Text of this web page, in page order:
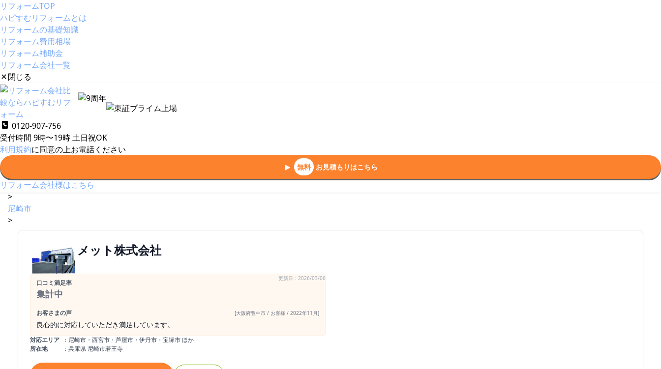
リフォームTOP
ハピすむリフォームとは
リフォームの基礎知識
リフォーム費用相場
リフォーム補助金
リフォーム会社一覧
閉じる
0120-907-756
受付時間 9時〜19時土日祝OK
利用規約に同意の上お電話ください
無料 お見積もりはこちら
リフォーム会社様はこちら
ハピすむリフォームとは
リフォーム
>
兵庫県
>
尼崎市
>
メット株式会社
更新日：2026/03/06
口コミ満足率
集計中
お客さまの声 [大阪府豊中市 / お客様 / 2022年11月]
良心的に対応していただき満足しています。
対応エリア ： 尼崎市・西宮市・芦屋市・伊丹市・宝塚市 ほか
所在地
： 兵庫県 尼崎市若王寺